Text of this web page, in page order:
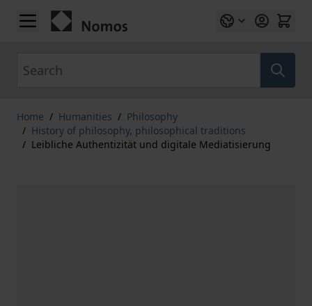
Skip to Content
Home / Humanities / Philosophy
/ History of philosophy, philosophical traditions
/ Leibliche Authentizität und digitale Mediatisierung